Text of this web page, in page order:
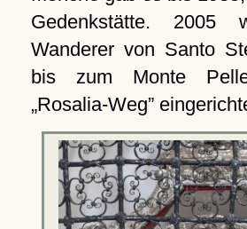
Gedenkstätte.
Wanderer von Santo
bis zum Monte
Rosalia-Weg